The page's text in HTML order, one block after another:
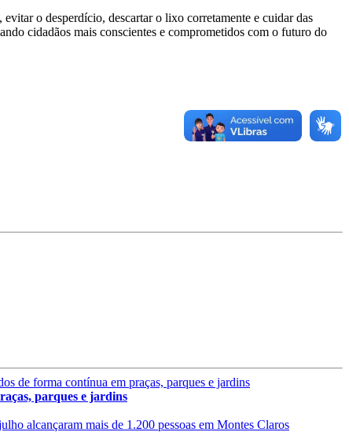
o desperdício, descartar o lixo corretamente e cuidar das
cidadãos mais conscientes e comprometidos com o futuro do
parques e jardins